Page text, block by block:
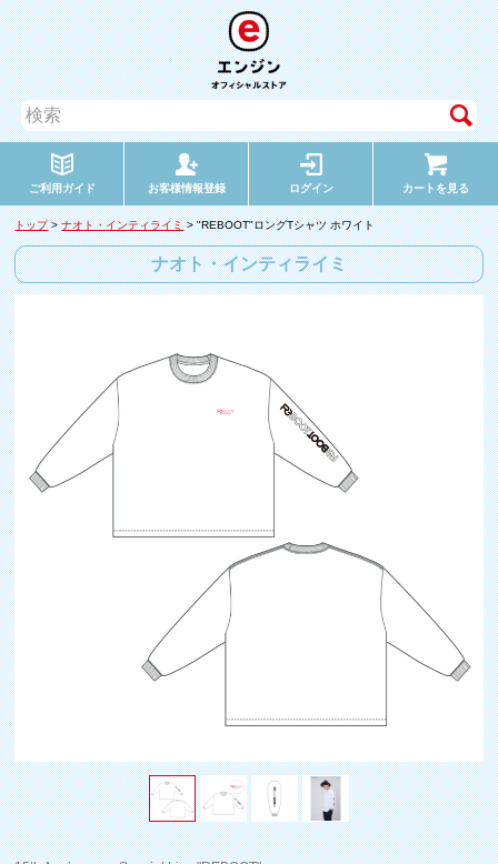
ご利用ガイド お客様情報登録 ログイン カートを見る
トップ>ナオト・インティライミ> "REBOOT"ロングTシャツ ホワイト
ナオト・インティライミ